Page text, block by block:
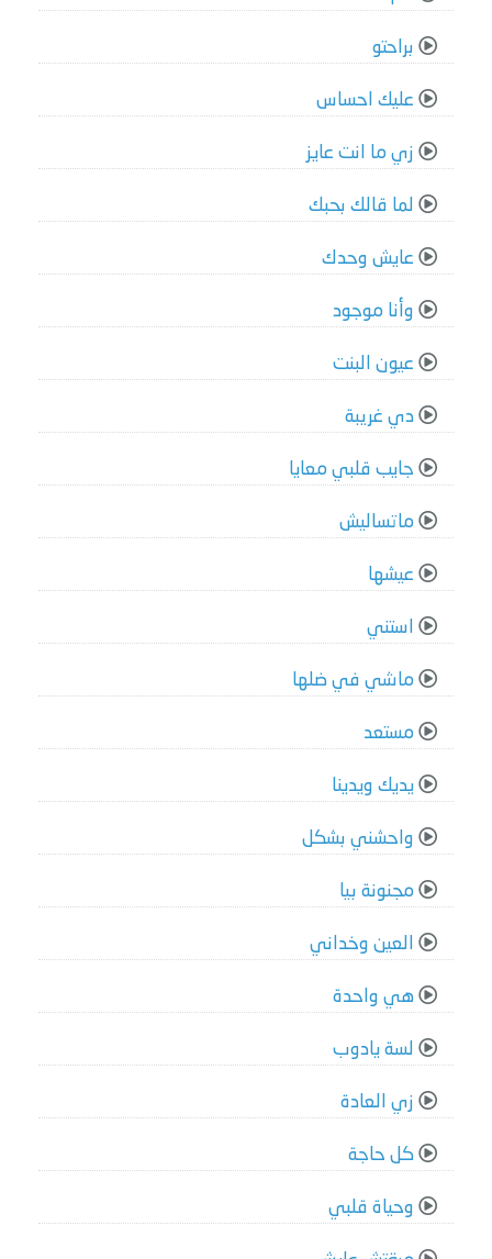
براحتو
عليك احساس
زي ما انت عايز
لما قالك بحبك
عايش وحدك
وأنا موجود
عيون البنت
دي غريبة
جايب قلبي معايا
ماتساليش
عيشها
استني
ماشي في ضلها
مستعد
يديك ويدينا
واحشني بشكل
مجنونة بيا
العين وخداني
هي واحدة
لسة يادوب
زي العادة
كل حاجة
وحياة قلبي